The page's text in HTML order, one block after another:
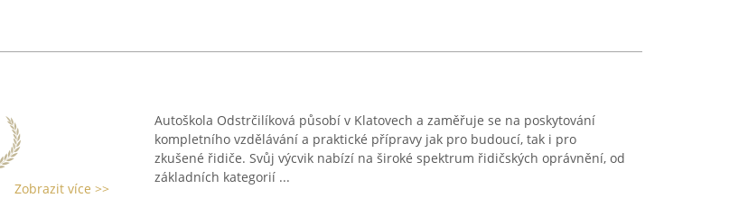
Zobrazit více >>
Autoškola Odstrčilíková působí v Klatovech a zaměřuje se na poskytování
kompletního vzdělávání a praktické přípravy jak pro budoucí, tak i pro
zkušené řidiče. Svůj výcvik nabízí na široké spektrum řidičských oprávnění, od
základních kategorií ...